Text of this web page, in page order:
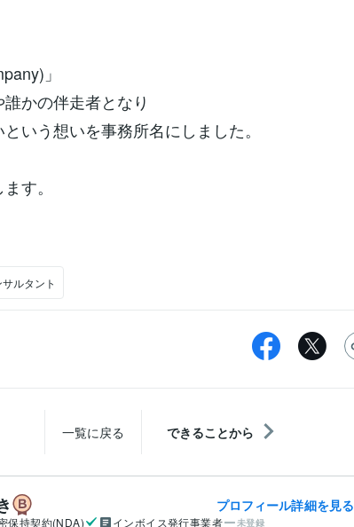
」
かの伴走者となり
いう想いを事務所名にしました。
す。
ルタント
一覧に戻る できることから
プロフィール詳細を見る
保持契約(NDA) インボイス発行事業者 未登録